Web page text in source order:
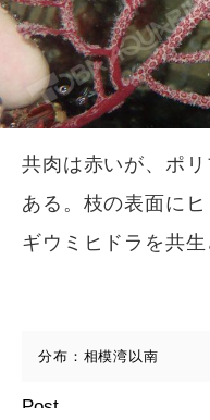
共肉は赤いが、ポ
ある。枝の表面に
ギウミヒドラを共生
分布：相模湾以南
Post